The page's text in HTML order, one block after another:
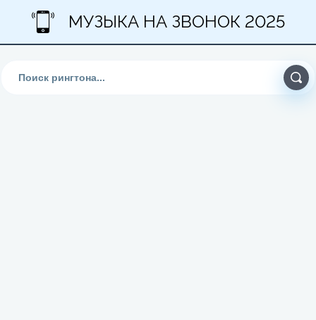
МУЗЫКА НА ЗВОНОК 2025